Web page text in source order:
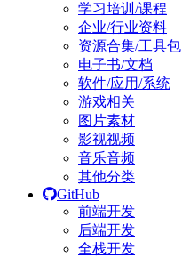
学习培训/课程
企业/行业资料
资源合集/工具包
电子书/文档
软件/应用/系统
游戏相关
图片素材
影视视频
音乐音频
其他分类
GitHub
前端开发
后端开发
全栈开发